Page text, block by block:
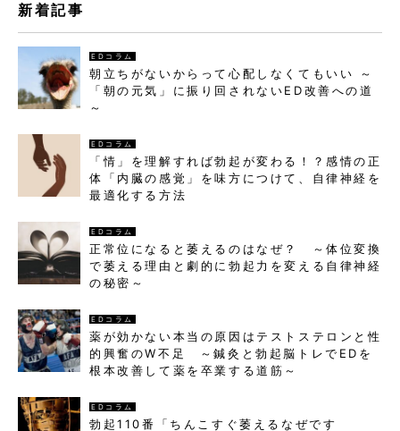
新着記事
EDコラム
朝立ちがないからって心配しなくてもいい ～
「朝の元気」に振り回されないED改善への道
～
EDコラム
「情」を理解すれば勃起が変わる！？感情の正
体「内臓の感覚」を味方につけて、自律神経を
最適化する方法
EDコラム
正常位になると萎えるのはなぜ？ ～体位変換
で萎える理由と劇的に勃起力を変える自律神経
の秘密～
EDコラム
薬が効かない本当の原因はテストステロンと性
的興奮のW不足 ～鍼灸と勃起脳トレでEDを
根本改善して薬を卒業する道筋～
EDコラム
勃起110番「ちんこすぐ萎えるなぜです